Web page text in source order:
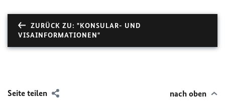
ZURÜCK ZU: "KONSULAR- UND
VISAINFORMATIONEN"
Seite teilen nach oben